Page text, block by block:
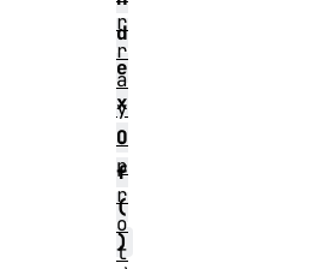
d
e
x
O
f
(
)
r
r
a
y
.
p
r
o
t